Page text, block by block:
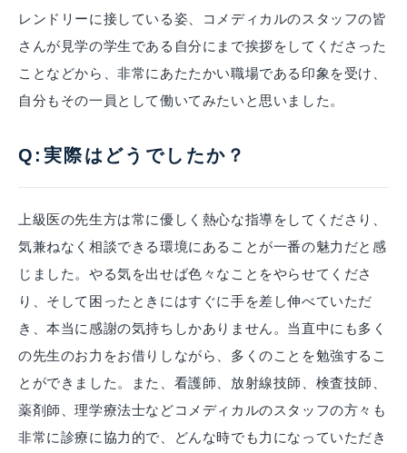
レンドリーに接している姿、コメディカルのスタッフの皆
さんが見学の学生である自分にまで挨拶をしてくださった
ことなどから、非常にあたたかい職場である印象を受け、
自分もその一員として働いてみたいと思いました。
Q:実際はどうでしたか？
上級医の先生方は常に優しく熱心な指導をしてくださり、
気兼ねなく相談できる環境にあることが一番の魅力だと感
じました。やる気を出せば色々なことをやらせてくださ
り、そして困ったときにはすぐに手を差し伸べていただ
き、本当に感謝の気持ちしかありません。当直中にも多く
の先生のお力をお借りしながら、多くのことを勉強するこ
とができました。また、看護師、放射線技師、検査技師、
薬剤師、理学療法士などコメディカルのスタッフの方々も
非常に診療に協力的で、どんな時でも力になっていただき